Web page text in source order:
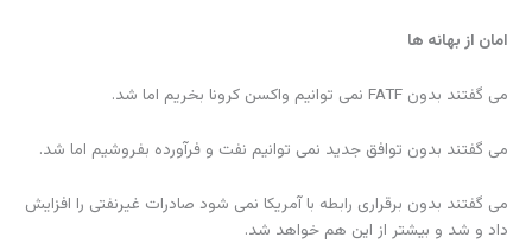
امان از بهانه ها
می گفتند بدون FATF نمی توانیم واکسن کرونا بخریم اما شد.
می گفتند بدون توافق جدید نمی توانیم نفت و فرآورده بفروشیم اما شد.
می گفتند بدون برقراری رابطه با آمریکا نمی شود صادرات غیرنفتی را افزایش
داد و شد و بیشتر از این هم خواهد شد.